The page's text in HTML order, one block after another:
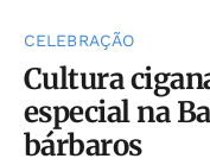
CELEBRAÇÃO
Cultura
especial na
bárbaros